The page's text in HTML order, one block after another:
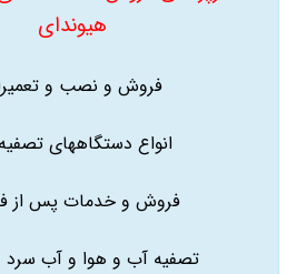
هیوندای
فروش و نصب و
انواع دستگاههای
فروش و خدمات پس از
تصفیه آب و هوا و آب